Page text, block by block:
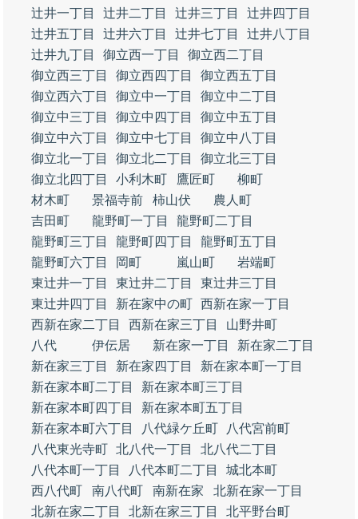
辻井一丁目
辻井二丁目 辻井三丁目
辻井四丁目
辻井五丁目
辻井六丁目 辻井七丁目
辻井八丁目
辻井九丁目
御立西一丁目
御立西二丁目
御立西三丁目
御立西四丁目
御立西五丁目
御立西六丁目
御立中一丁目
御立中二丁目
御立中三丁目
御立中四丁目
御立中五丁目
御立中六丁目
御立中七丁目
御立中八丁目
御立北一丁目
御立北二丁目
御立北三丁目
御立北四丁目
小利木町 鷹匠町
柳町
材木町
景福寺前 柿山伏
農人町
吉田町
龍野町一丁目
龍野町二丁目
龍野町三丁目
龍野町四丁目
龍野町五丁目
龍野町六丁目
岡町 嵐山町
岩端町
東辻井一丁目
東辻井二丁目
東辻井三丁目
東辻井四丁目
新在家中の町 西新在家一丁目
西新在家二丁目
西新在家三丁目
山野井町
八代
伊伝居 新在家一丁目
新在家二丁目
新在家三丁目
新在家四丁目
新在家本町一丁目
新在家本町二丁目
新在家本町三丁目
新在家本町四丁目
新在家本町五丁目
新在家本町六丁目
八代緑ケ丘町
八代宮前町
八代東光寺町 北八代一丁目
北八代二丁目
八代本町一丁目
八代本町二丁目
城北本町
西八代町
南八代町 南新在家
北新在家一丁目
北新在家二丁目
北新在家三丁目
北平野台町